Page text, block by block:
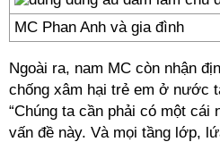
MC Phan Anh và gia đình
Ngoài ra, nam MC còn nhận
chống xâm hại trẻ em ở nước
“Chúng ta cần phải có một cái
vấn đề này. Và mọi tầng lớp,